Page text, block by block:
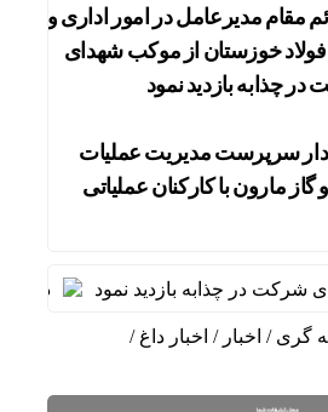
مقام مدیرعامل در امور اداری و
فولاد خوزستان از موکب شهدای
چذابه بازدید نمود
سرپرست مدیریت عملیات
مارون با کارکنان عملیاتی
در چذابه بازدید نمود دیدار
گری / اخبار / اخبار داغ /